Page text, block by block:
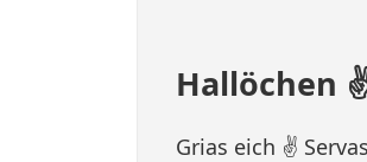
Footer
Hallöchen
Grias eich ✌️